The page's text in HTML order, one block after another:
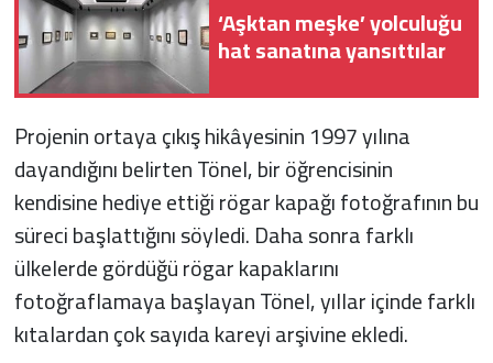
‘Aşktan meşke’ yolculuğu
hat sanatına yansıttılar
Projenin ortaya çıkış hikâyesinin 1997 yılına
dayandığını belirten Tönel, bir öğrencisinin
kendisine hediye ettiği rögar kapağı fotoğrafının bu
süreci başlattığını söyledi. Daha sonra farklı
ülkelerde gördüğü rögar kapaklarını
fotoğraflamaya başlayan Tönel, yıllar içinde farklı
kıtalardan çok sayıda kareyi arşivine ekledi.